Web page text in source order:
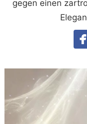
gegen einen